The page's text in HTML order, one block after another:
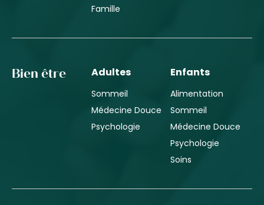
Famille
Bien être Adultes
Sommeil
Médecine Douce
Psychologie
Enfants
Alimentation
Sommeil
Médecine Douce
Psychologie
Soins